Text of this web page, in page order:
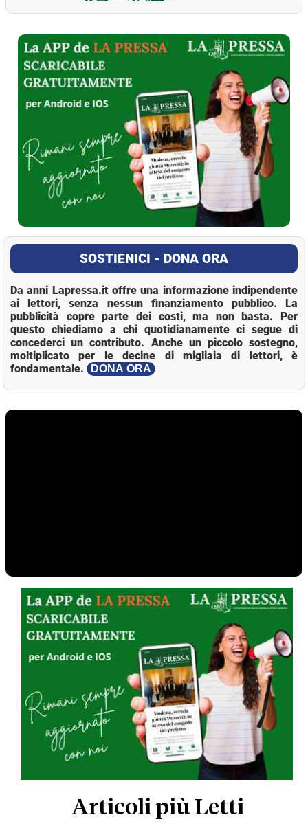
La Pressa
SOSTIENICI - DONA ORA
Da anni Lapressa.it offre una informazione indipendente
ai lettori, senza nessun finanziamento pubblico. La
pubblicità copre parte dei costi, ma non basta. Per
questo chiediamo a chi quotidianamente ci segue di
concederci un contributo. Anche un piccolo sostegno,
moltiplicato per le decine di migliaia di lettori, è
fondamentale.
DONA ORA
Articoli più Letti